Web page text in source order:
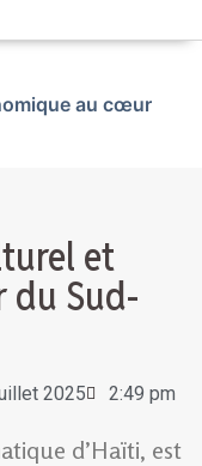
au cœur
et
du Sud-
2025 2:49 pm
d’Haïti, est